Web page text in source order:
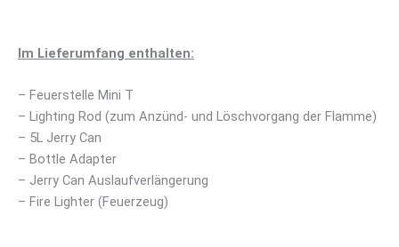
Im Lieferumfang enthalten:
– Feuerstelle Mini T
– Lighting Rod (zum Anzünd- und Löschvorgang der Flamme)
– 5L Jerry Can
– Bottle Adapter
– Jerry Can Auslaufverlängerung
– Fire Lighter (Feuerzeug)